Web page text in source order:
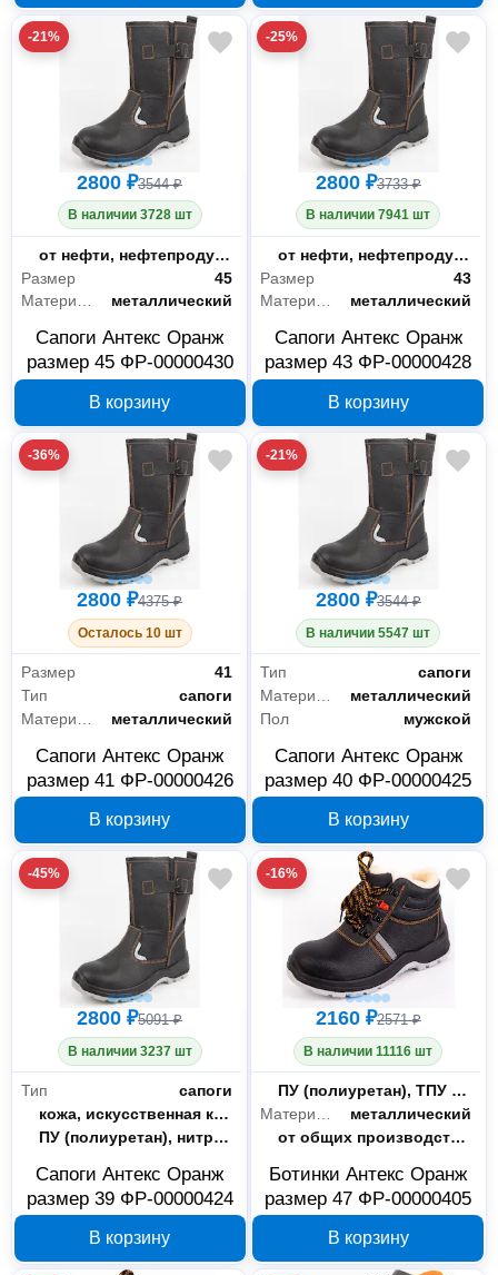
-21%
2800 ₽3544 ₽
В наличии 3728 шт
Защитные свойства
от нефти, нефтепродуктов, защита от ударов в носочной части, механических воздействий, растворов КЩС до 20% и общих производственных загрязнений
Размер
45
Материал подноска
металлический
Сапоги Антекс Оранж
размер 45 ФР-00000430
В корзину
-25%
2800 ₽3733 ₽
В наличии 7941 шт
Защитные свойства
от нефти, нефтепродуктов, защита от ударов в носочной части, механических воздействий, растворов КЩС до 20% и общих производственных загрязнений
Размер
43
Материал подноска
металлический
Сапоги Антекс Оранж
размер 43 ФР-00000428
В корзину
-36%
2800 ₽4375 ₽
Осталось 10 шт
Размер
41
Тип
сапоги
металлический
Сапоги Антекс Оранж
размер 41 ФР-00000426
В корзину
-21%
2800 ₽3544 ₽
В наличии 5547 шт
Тип
сапоги
Материал подноска
металлический
Пол
мужской
Сапоги Антекс Оранж
размер 40 ФР-00000425
В корзину
-45%
2800 ₽5091 ₽
В наличии 3237 шт
Тип
сапоги
Материал верха
кожа, искусственная кожа
Материал подошвы
ПУ (полиуретан), нитрильная резина
Сапоги Антекс Оранж
размер 39 ФР-00000424
В корзину
-16%
2160 ₽2571 ₽
В наличии 11116 шт
Материал подошвы
ПУ (полиуретан), ТПУ (термопластичный полиуретан)
металлический
Защитные свойства
от общих производственных загрязнений, от пониженных температур , от скольжения по зажиренным поверхностям, защита в носочной части от ударов, от проколов
Ботинки Антекс Оранж
размер 47 ФР-00000405
В корзину